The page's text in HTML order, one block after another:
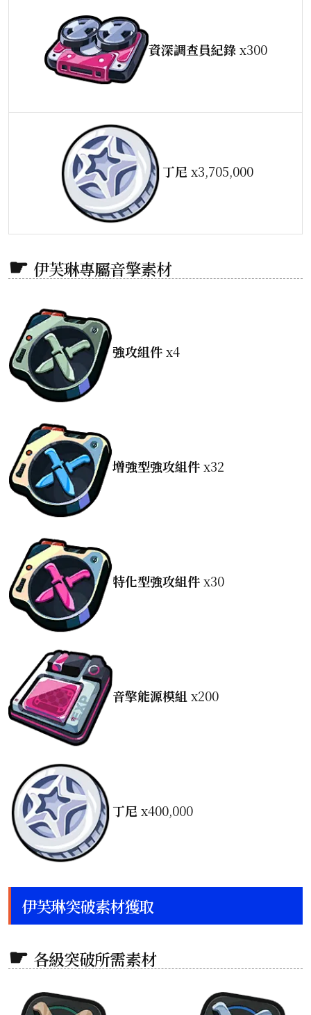
資深調查員紀錄x300
丁尼 x3,705,000
伊芙琳專屬音擎素材
強攻組件x4
增強型強攻組件x32
特化型強攻組件x30
音擎能源模組 x200
丁尼 x400,000
伊芙琳突破素材獲取
各級突破所需素材